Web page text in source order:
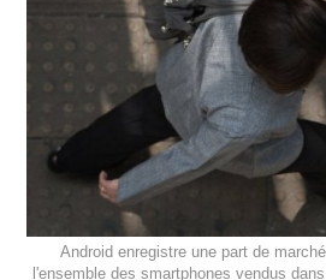
Android enregistre une part de
l'ensemble des smartphones vendus